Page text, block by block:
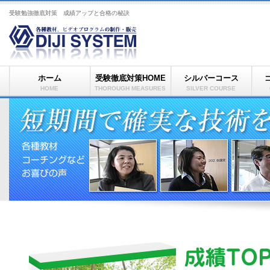
受験勉強徹底対策 成績アップと合格の秘訣
ホーム
HOME
受験徹底対策HOME
THOROUGH MEASURES
シルバーコース
SILVER COURSE